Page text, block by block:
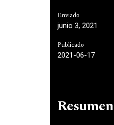
Enviado
junio 3, 2021
Publicado
2021-06-17
Resumen